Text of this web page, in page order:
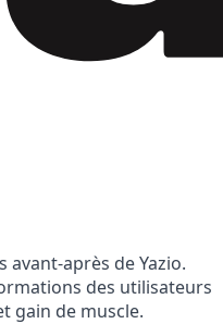
après de Yazio.
des utilisateurs
gain de muscle.